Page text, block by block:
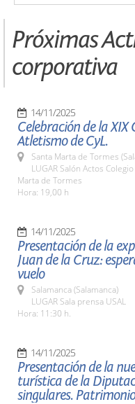
Próximas
corporativa
14/11/2025
Celebración de la XIX
Atletismo de CyL.
Santa Marta de Tormes
LUGAR Salón Actos
Marta de Tormes
Hora: 19,00 h
14/11/2025
Presentación de la
Juan de la Cruz:
vuelo
Salamanca (Salamanca)
LUGAR Sala prensa USAL
Hora: 11:30 h.
14/11/2025
Presentación de la
turística de la
singulares.